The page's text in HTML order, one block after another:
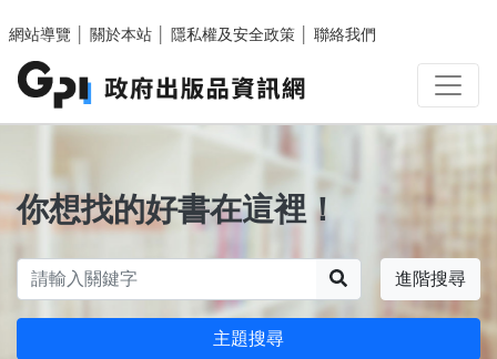
網站導覽
關於本站 隱私權及安全政策 聯絡我們
你想找的好書在這裡！
進階搜尋
主題搜尋